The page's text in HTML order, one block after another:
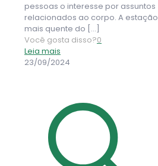
pessoas o interesse por assuntos
relacionados ao corpo. A estação
mais quente do […]
Você gosta disso?0
Leia mais
23/09/2024